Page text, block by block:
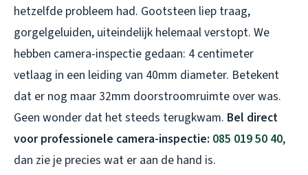
hetzelfde probleem had. Gootsteen liep traag,
gorgelgeluiden, uiteindelijk helemaal verstopt. We
hebben camera-inspectie gedaan: 4 centimeter
vetlaag in een leiding van 40mm diameter. Betekent
dat er nog maar 32mm doorstroomruimte over was.
Geen wonder dat het steeds terugkwam. Bel direct
voor professionele camera-inspectie: 085 019 50 40,
dan zie je precies wat er aan de hand is.